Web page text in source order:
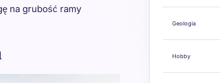
na grubość ramy
Geologia
Hobby